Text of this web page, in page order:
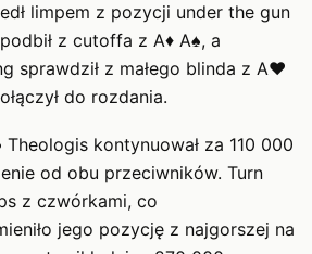
limpem z pozycji under the gun
z cutoffa z A♦ A♠, a
sprawdził z małego blinda z A♥
do rozdania.
kontynuował za 110 000
od obu przeciwników. Turn
z czwórkami, co
jego pozycję z najgorszej na